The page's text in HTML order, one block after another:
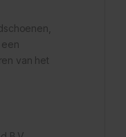
van het